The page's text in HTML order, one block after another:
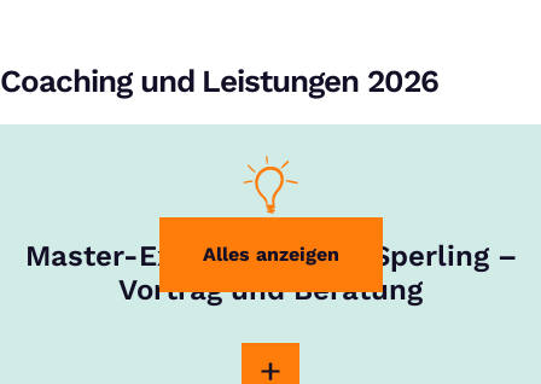
Alles anzeigen
Coaching und Leistungen 2026
Master-Experte Rouven Sperling –
Vortrag und Beratung